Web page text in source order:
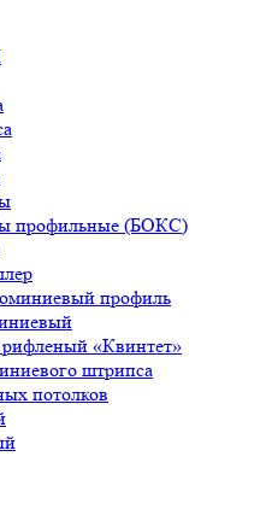
профильные (БОКС)
профиль
«Квинтет»
штрипса
потолков